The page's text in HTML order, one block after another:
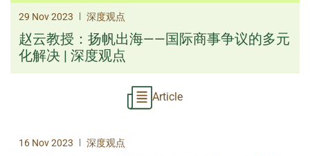
29 Nov 2023 | 深度观点
赵云教授：扬帆出海——国际商事争议的多元
化解决 | 深度观点
Article
16 Nov 2023 | 深度观点